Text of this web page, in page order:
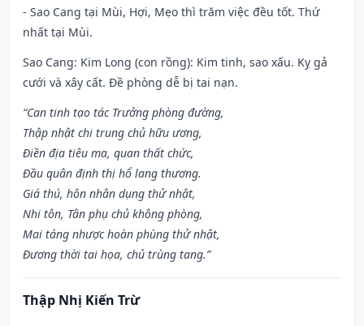
- Sao Cang tại Mùi, Hợi, Mẹo thì trăm việc đều tốt. Thứ
nhất tại Mùi.
Sao Cang: Kim Long (con rồng): Kim tinh, sao xấu. Kỵ gả
cưới và xây cất. Đề phòng dễ bị tai nạn.
“Can tinh tạo tác Trưởng phòng đường,
Thập nhật chi trung chủ hữu ương,
Điền địa tiêu ma, quan thất chức,
Đầu quân định thị hổ lang thương.
Giá thú, hôn nhân dụng thử nhật,
Nhi tôn, Tân phụ chủ không phòng,
Mai táng nhược hoàn phùng thử nhật,
Đương thời tai họa, chủ trùng tang.”
Thập Nhị Kiến Trừ